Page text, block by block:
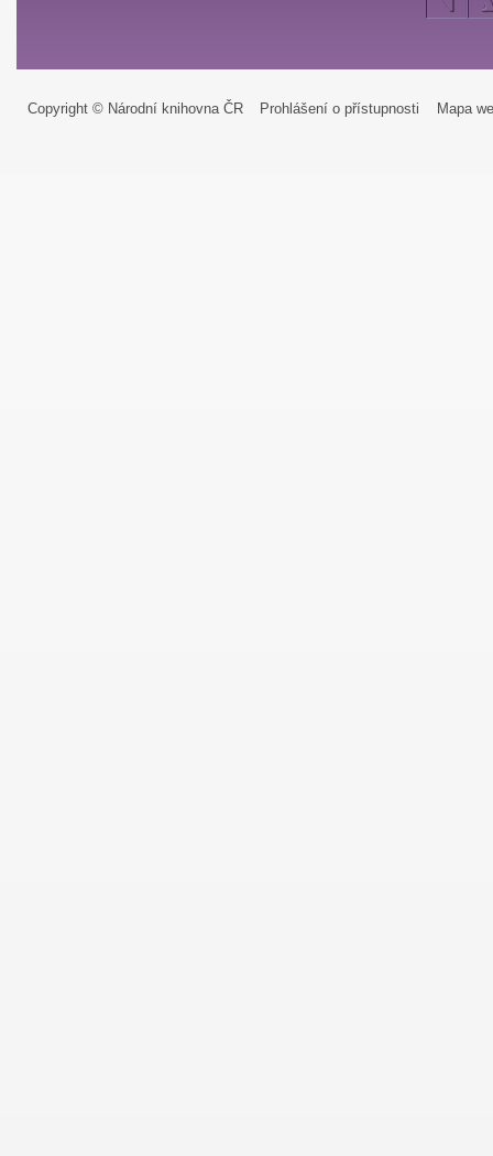
Copyright © Národní knihovna ČR Prohlášení o přístupnosti Mapa